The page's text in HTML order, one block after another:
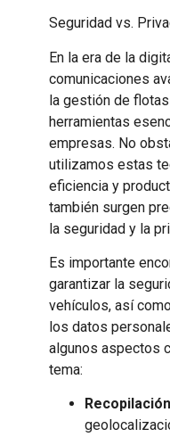
Seguridad vs.
En la era de la
comunicaciones
la gestión de
herramientas
empresas. No
utilizamos estas
eficiencia y
también surgen
la seguridad y la
Es importante
garantizar la
vehículos, así
los datos
algunos aspectos
tema: